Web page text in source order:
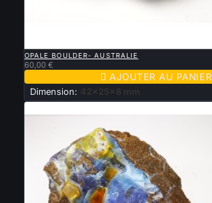
OPALE BOULDER- AUSTRALIE
60,00 €
 AJOUTER AU PANIER
Dimension: 42x25x8 mm